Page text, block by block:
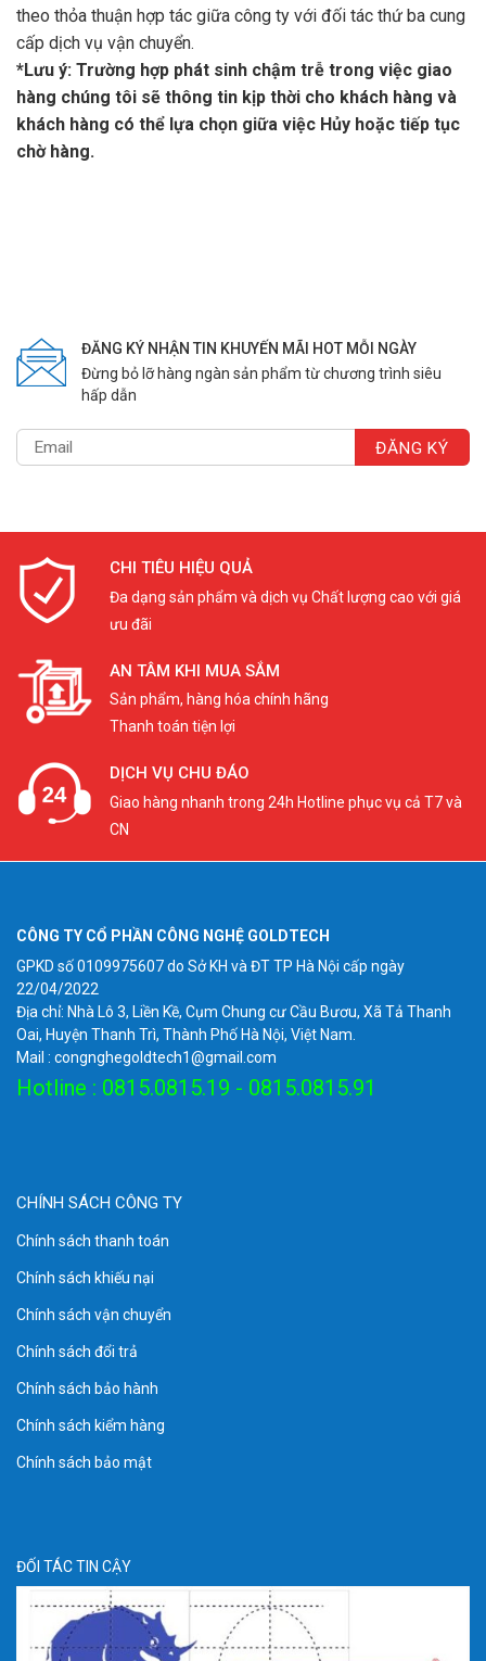
theo thỏa thuận hợp tác giữa công ty với đối tác thứ ba cung
cấp dịch vụ vận chuyển.
*Lưu ý: Trường hợp phát sinh chậm trễ trong việc giao
hàng chúng tôi sẽ thông tin kịp thời cho khách hàng và
khách hàng có thể lựa chọn giữa việc Hủy hoặc tiếp tục
chờ hàng.
ĐĂNG KÝ NHẬN TIN KHUYẾN MÃI HOT MỖI NGÀY
Đừng bỏ lỡ hàng ngàn sản phẩm từ chương trình siêu
hấp dẫn
CHI TIÊU HIỆU QUẢ
Đa dạng sản phẩm và dịch vụ Chất lượng cao với giá
ưu đãi
AN TÂM KHI MUA SẮM
Sản phẩm, hàng hóa chính hãng
Thanh toán tiện lợi
DỊCH VỤ CHU ĐÁO
Giao hàng nhanh trong 24h Hotline phục vụ cả T7 và
CN
CÔNG TY CỔ PHẦN CÔNG NGHỆ GOLDTECH
GPKD số 0109975607 do Sở KH và ĐT TP Hà Nội cấp ngày
22/04/2022
Địa chỉ: Nhà Lô 3, Liền Kề, Cụm Chung cư Cầu Bươu, Xã Tả Thanh
Oai, Huyện Thanh Trì, Thành Phố Hà Nội, Việt Nam.
Mail : congnghegoldtech1@gmail.com
Hotline : 0815.0815.19 - 0815.0815.91
CHÍNH SÁCH CÔNG TY
Chính sách thanh toán
Chính sách khiếu nại
Chính sách vận chuyển
Chính sách đổi trả
Chính sách bảo hành
Chính sách kiểm hàng
Chính sách bảo mật
ĐỐI TÁC TIN CẬY